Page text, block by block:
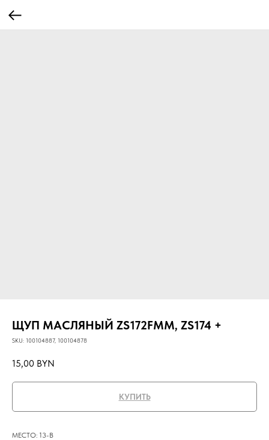
ЩУП МАСЛЯНЫЙ ZS172FMM, ZS174 +
SKU: 100104887, 100104878
15,00 BYN
КУПИТЬ
МЕСТО: 13-В